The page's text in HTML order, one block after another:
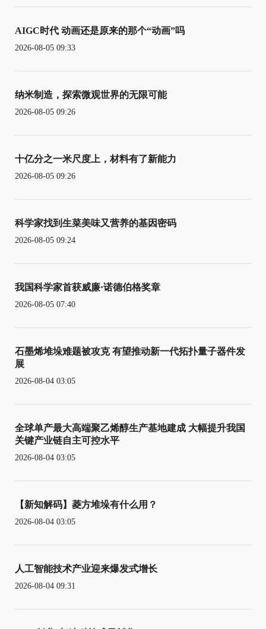
AIGC时代 动画还是原来的那个“动画”吗
2026-08-05 09:33
纳米制造，探索微观世界的无限可能
2026-08-05 09:26
十亿分之一米尺度上，材料有了新能力
2026-08-05 09:26
科学家找到生菜美味又营养的基因密码
2026-08-05 09:24
我国科学家首获威廉·诺德伯格奖章
2026-08-05 07:40
石墨烯堆垛难题被攻克 有望推动新一代拓扑量子器件发
展
2026-08-04 03:05
全球单产最大高端聚乙烯醇生产基地建成 大幅提升我国
关键产业链自主可控水平
2026-08-04 03:05
【新知解码】菱方堆垛有什么用？
2026-08-04 03:05
人工智能技术产业迎来爆发式增长
2026-08-04 09:31